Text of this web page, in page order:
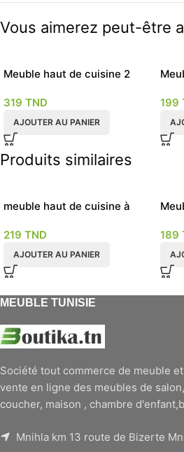
Vous aimerez peut-être
Meuble haut de cuisine 2
319 TND
AJOUTER AU PANIER
199
Produits similaires
meuble haut de cuisine à
219 TND
AJOUTER AU PANIER
189
MEUBLE TUNISIE
Société tout commerce de meuble
vente en ligne des meubles de
coucher, maison , chambre
Mnihla km 13 route de Bizerte